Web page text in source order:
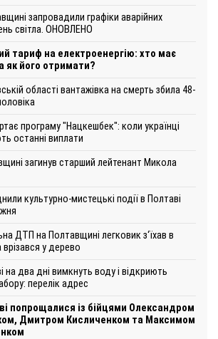
запровадили графіки аварійних
світла. ОНОВЛЕНО
тариф на електроенергію: хто має
як його отримати?
області вантажівка на смерть збила 48-
програму "Нацкешбек": коли українці
останні виплати
загинув старший лейтенант Микола
культурно-мистецькі події в Полтаві
ДТП на Полтавщині легковик з‘їхав в
у дерево
на два дні вимкнуть воду і відкриють
перелік адрес
попрощалися із бійцями Олександром
Дмитром Кисличенком та Максимом